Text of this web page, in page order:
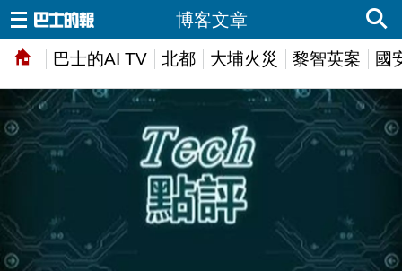
巴士的AI TV 北都 大埔火災 黎智英案 國
博客文章